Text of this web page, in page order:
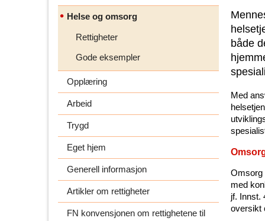
Helse og omsorg
Rettigheter
Gode eksempler
Opplæring
Arbeid
Trygd
Eget hjem
Generell informasjon
Artikler om rettigheter
FN konvensjonen om rettighetene til
både
Med
Omsorg
med
jf. Innst.
oversikt